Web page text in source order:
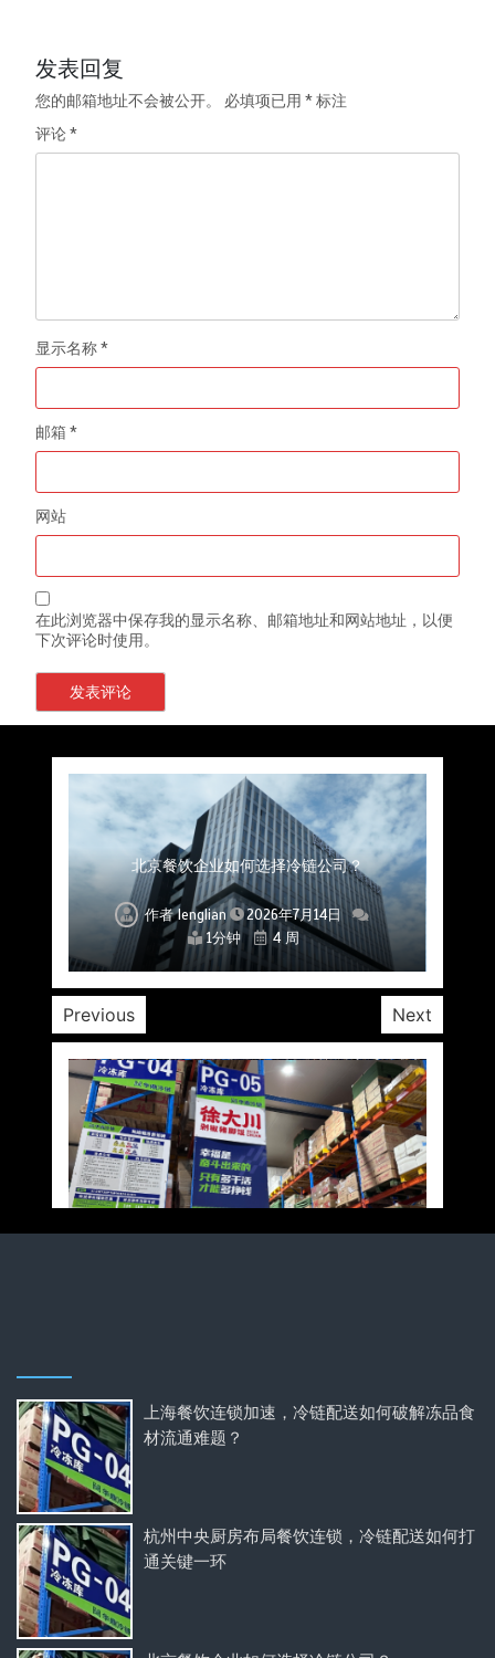
发表回复
您的邮箱地址不会被公开。 必填项已用*标注
评论*
显示名称*
邮箱*
网站
在此浏览器中保存我的显示名称、邮箱地址和网站地址，以便
下次评论时使用。
上海餐饮连锁加速，冷链配送如何破解冻品食材
流通难题？
作者lenglian
2026年7月14日
1分钟
4 周
杭州中央厨房布局餐饮连锁，冷链配送如何打通
关键一环
作者lenglian
2026年7月14日
1分钟
4 周
北京餐饮企业如何选择冷链公司？
作者lenglian
2026年7月14日
1分钟
4 周
深圳冷链物流如何护航餐饮连锁？冻品食材流通
全解析
作者lenglian
2026年7月14日
1分钟
4 周
北京餐饮仓配一体化的核心价值与落地实践解析
作者lenglian
2026年7月14日
1分钟
4 周
武汉冻品配送三要素：控温、时效、低成本如何
兼得？
作者lenglian
2026年7月14日
1分钟
4 周
重庆冷链布局解冻食材运输密码，餐饮连锁如何
稳控品质？
作者lenglian
2026年7月14日
1分钟
4 周
Previous Next
上海餐饮连锁加速，冷链配送如何破解冻品食
材流通难题？
杭州中央厨房布局餐饮连锁，冷链配送如何打
通关键一环